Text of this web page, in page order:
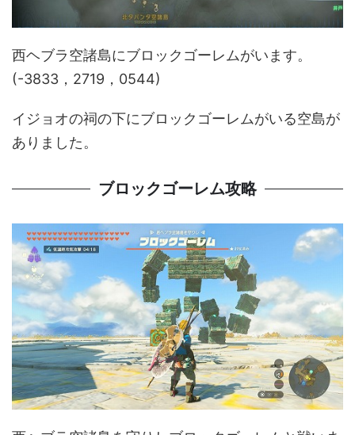
西ヘブラ空諸島にブロックゴーレムがいます。
(-3833，2719，0544)
イジョオの祠の下にブロックゴーレムがいる空島が
ありました。
ブロックゴーレム攻略